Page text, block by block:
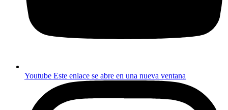
Youtube Este enlace se abre en una nueva ventana